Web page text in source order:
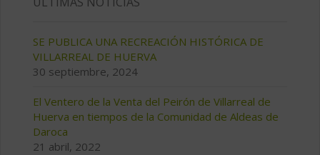
SE PUBLICA UNA RECREACIÓN HISTÓRICA DE
VILLARREAL DE HUERVA
30 septiembre, 2024
El Ventero de la Venta del Peirón de Villarreal de
Huerva en tiempos de la Comunidad de Aldeas de
Daroca
21 abril, 2022